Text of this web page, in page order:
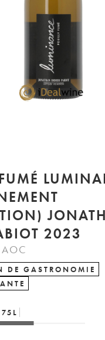
DIDIER PABIOT 2023
DE GASTRONOMIE
L